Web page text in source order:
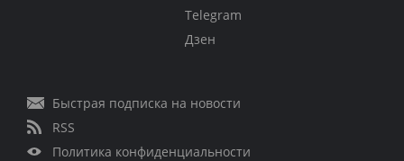
Telegram
Дзен
Быстрая подписка на новости
RSS
Политика конфиденциальности